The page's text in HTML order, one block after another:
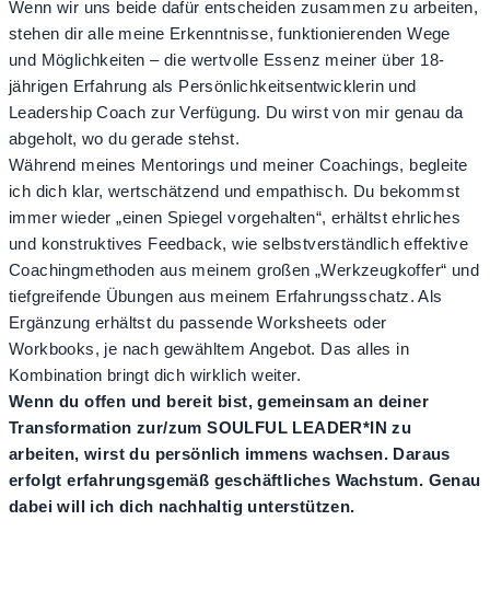
Wenn wir uns beide dafür entscheiden zusammen zu arbeiten,
stehen dir alle meine Erkenntnisse, funktionierenden Wege
und Möglichkeiten – die wertvolle Essenz meiner über 18-
jährigen Erfahrung als Persönlichkeitsentwicklerin und
Leadership Coach zur Verfügung. Du wirst von mir genau da
abgeholt, wo du gerade stehst.
Während meines Mentorings und meiner Coachings, begleite
ich dich klar, wertschätzend und empathisch. Du bekommst
immer wieder „einen Spiegel vorgehalten“, erhältst ehrliches
und konstruktives Feedback, wie selbstverständlich effektive
Coachingmethoden aus meinem großen „Werkzeugkoffer“ und
tiefgreifende Übungen aus meinem Erfahrungsschatz. Als
Ergänzung erhältst du passende Worksheets oder
Workbooks, je nach gewähltem Angebot. Das alles in
Kombination bringt dich wirklich weiter.
Wenn du offen und bereit bist, gemeinsam an deiner
Transformation zur/zum SOULFUL LEADER*IN zu
arbeiten, wirst du persönlich immens wachsen. Daraus
erfolgt erfahrungsgemäß geschäftliches Wachstum. Genau
dabei will ich dich nachhaltig unterstützen.